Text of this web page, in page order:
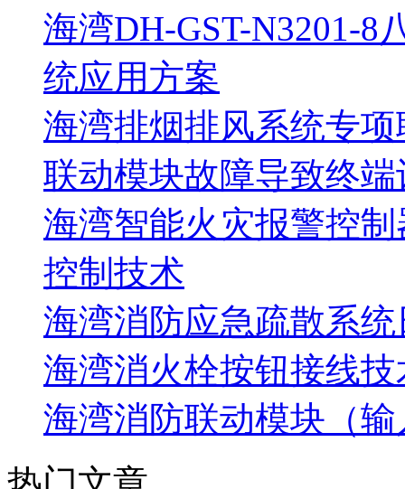
海湾DH-GST-N3201-8
统应用方案
海湾排烟排风系统专
联动模块故障导致终
海湾智能火灾报警控
控制技术
海湾消防应急疏散系
海湾消火栓按钮接线
海湾消防联动模块（